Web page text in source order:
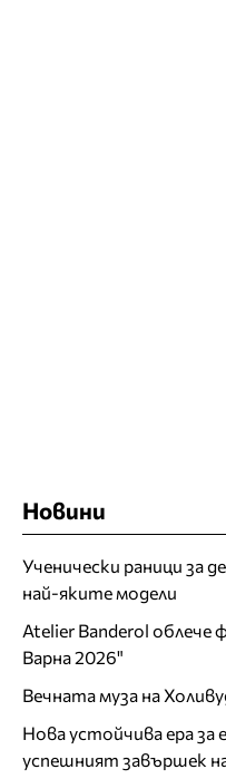
Новини
Ученически раници за
най-яките модели
Atelier Banderol
Варна 2026"
Вечната муза на
Нова устойчива ера за
успешният завършек